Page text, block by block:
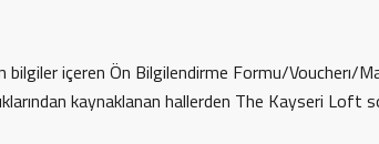
içeren Ön Bilgilendirme Formu/Voucherı/
kaynaklanan hallerden The Kayseri Loft